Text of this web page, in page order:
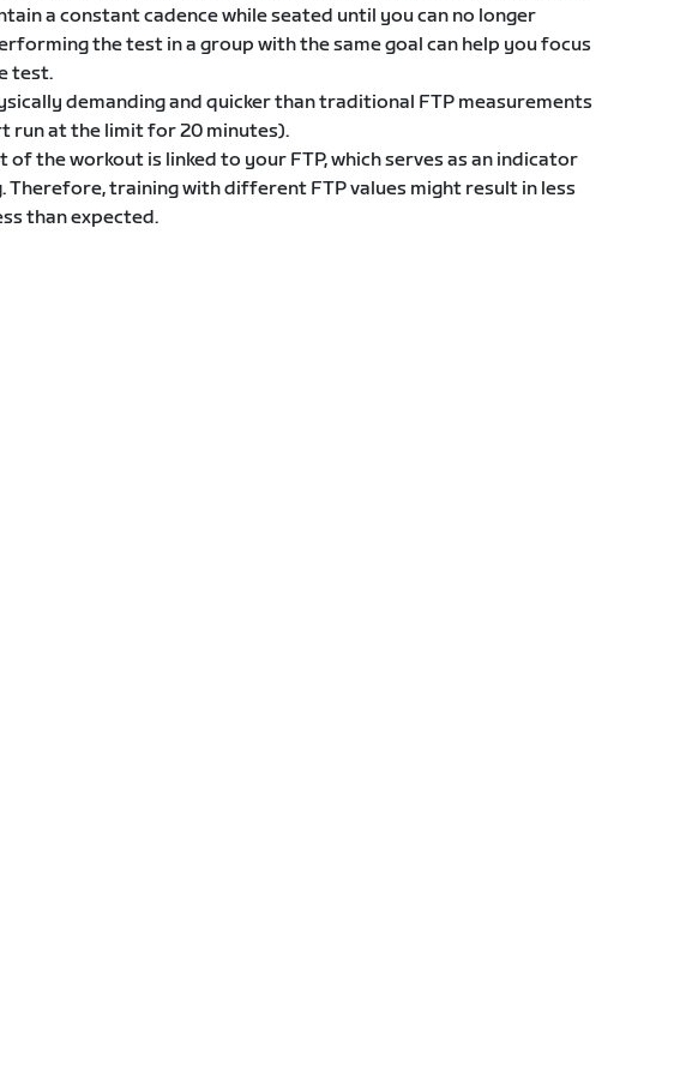
a constant cadence while seated until you can no longer
the test in a group with the same goal can help you focus
test.
demanding and quicker than traditional FTP measurements
run at the limit for 20 minutes).
of the workout is linked to your FTP, which serves as an indicator
Therefore, training with different FTP values might result in less
than expected.